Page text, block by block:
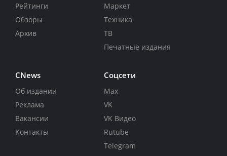
Рейтинги
Обзоры
Архив
Маркет
Техника
ТВ
Печатные издания
CNews
Об издании
Реклама
Вакансии
Контакты
Соцсети
Max
VK
VK Видео
Rutube
Telegram